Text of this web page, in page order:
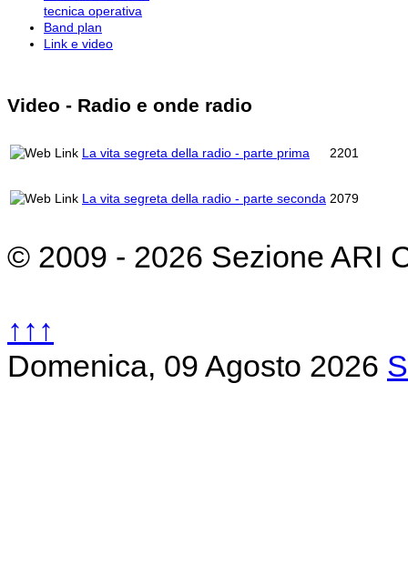
tecnica operativa
Band plan
Link e video
Video - Radio e onde radio
La vita segreta della radio - parte prima 2201
La vita segreta della radio - parte seconda 2079
© 2009 - 2026 Sezione ARI
↑↑↑
Domenica, 09 Agosto 2026